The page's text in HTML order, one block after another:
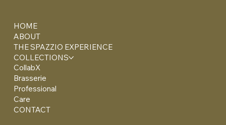
HOME
ABOUT
THE SPAZZIO EXPERIENCE
COLLECTIONS
CollabX
Brasserie
Professional
Care
CONTACT